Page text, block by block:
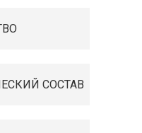
СОСТАВ